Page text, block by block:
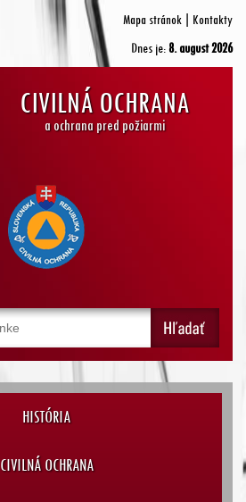
Mapa stránok | Kontakty
Dnes je:8. august 2026
CIVILNÁ OCHRANA
a ochrana pred požiarmi
HISTÓRIA
CIVILNÁ OCHRANA